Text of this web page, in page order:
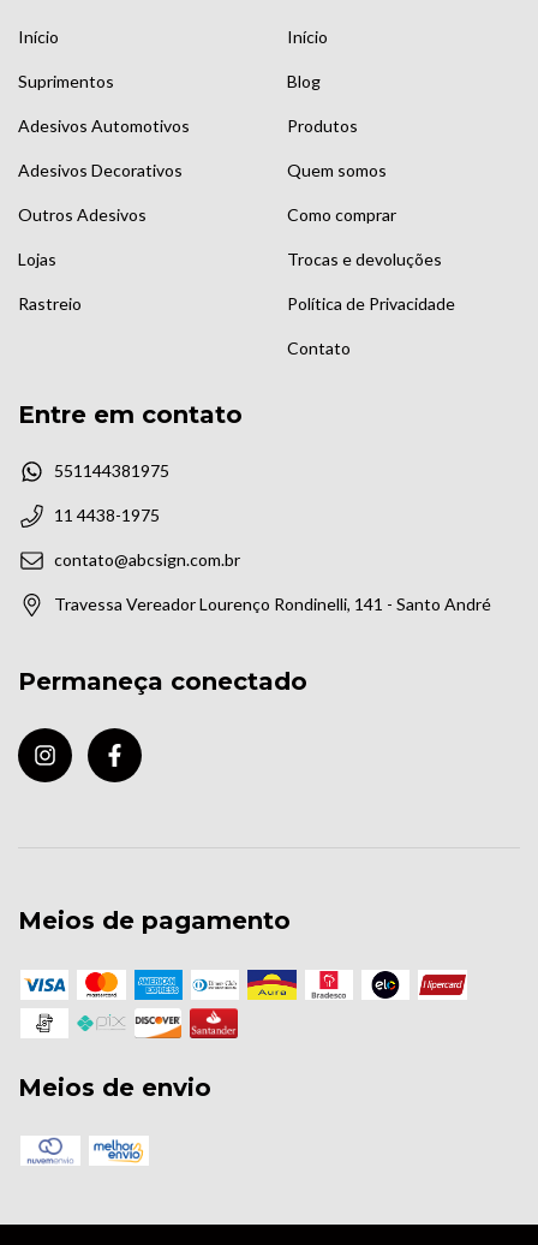
Início
Suprimentos
Adesivos Automotivos
Adesivos Decorativos
Outros Adesivos
Lojas
Rastreio
Início
Blog
Produtos
Quem somos
Como comprar
Trocas e devoluções
Política de Privacidade
Contato
Entre em contato
551144381975
11 4438-1975
contato@abcsign.com.br
Travessa Vereador Lourenço Rondinelli, 141 - Santo André
Permaneça conectado
Meios de pagamento
Meios de envio